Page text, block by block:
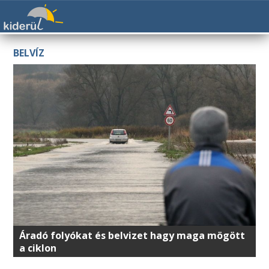
BELVÍZ
Áradó folyókat és belvizet hagy maga mögött
a ciklon